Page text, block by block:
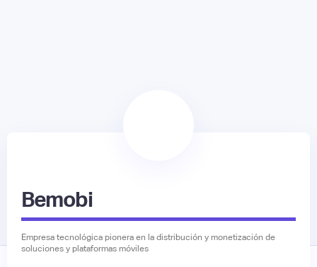
Bemobi
Empresa tecnológica pionera en la distribución y monetización de
soluciones y plataformas móviles